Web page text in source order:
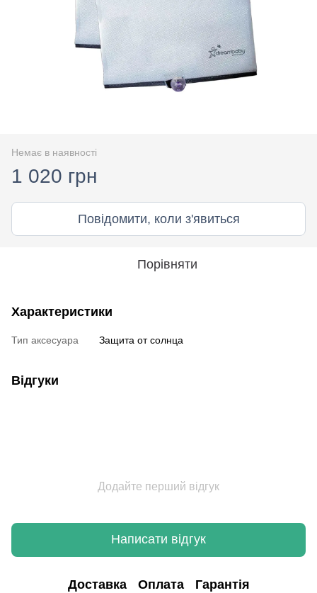
Немає в наявності
1 020 грн
Повідомити, коли з'явиться
Порівняти
Характеристики
Тип аксесуара Защита от солнца
Відгуки
Додайте перший відгук
Написати відгук
Доставка Оплата Гарантія